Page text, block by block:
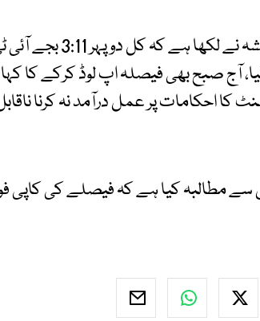
ایکسپریس نیوز کے مطابق خط میں جسٹس عائشہ نے لکھا ہے کہ کل
آج صبح بھی فیصلہ اپ لوڈ کرکے کا
کا احکامات پر عمل درآمد نہ کرنا
کیا ہے کہ فیصلے کی کاپی